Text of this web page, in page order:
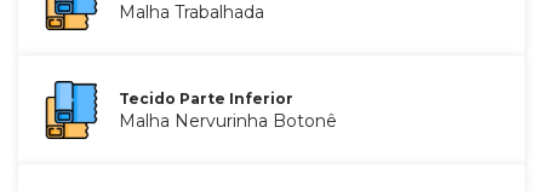
Malha Trabalhada
Tecido Parte Inferior
Malha Nervurinha Botonê